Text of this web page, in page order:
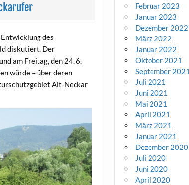
des
diskutiert. Der
am Freitag, den 24. 6.
würde – über deren
Alt-Neckar
Februar 2023
Januar 2023
Dezember 2022
März 2022
Januar 2022
Oktober 2021
September 2021
Juli 2021
Juni 2021
Mai 2021
April 2021
März 2021
Januar 2021
Dezember 2020
Juli 2020
Juni 2020
April 2020